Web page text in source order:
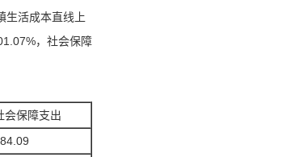
生活成本直线上
，社会保障
会保障支出